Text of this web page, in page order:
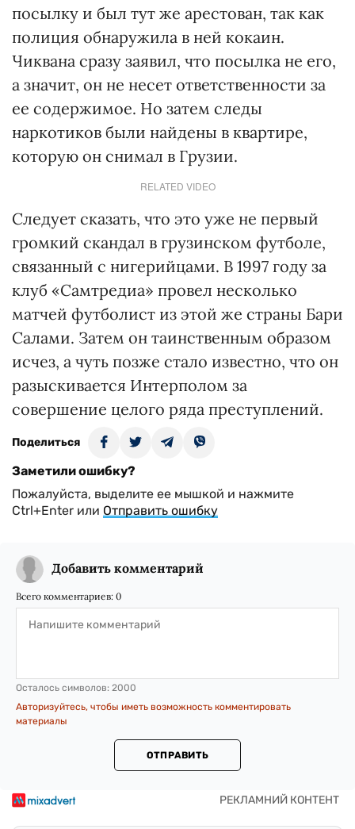
посылку и был тут же арестован, так как
полиция обнаружила в ней кокаин.
Чиквана сразу заявил, что посылка не его,
а значит, он не несет ответственности за
ее содержимое. Но затем следы
наркотиков были найдены в квартире,
которую он снимал в Грузии.
RELATED VIDEO
Следует сказать, что это уже не первый
громкий скандал в грузинском футболе,
связанный с нигерийцами. В 1997 году за
клуб «Самтредиа» провел несколько
матчей футболист из этой же страны Бари
Салами. Затем он таинственным образом
исчез, а чуть позже стало известно, что он
разыскивается Интерполом за
совершение целого ряда преступлений.
Поделиться
Заметили ошибку?
Пожалуйста, выделите ее мышкой и нажмите
Ctrl+Enter или Отправить ошибку
Добавить комментарий
Всего комментариев: 0
Осталось символов: 2000
Авторизуйтесь, чтобы иметь возможность комментировать
материалы
ОТПРАВИТЬ